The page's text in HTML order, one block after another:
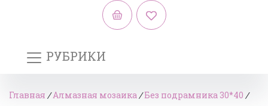
РУБРИКИ
Главная /Алмазная мозаика /Без подрамника 30*40 /